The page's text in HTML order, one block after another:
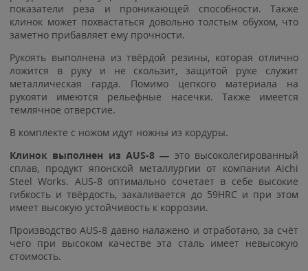
показатели реза и проникающей способности. Также
клинок может похвастаться довольно толстым обухом, что
заметно прибавляет ему прочности.
Рукоять выполнена из твёрдой резины, которая отлично
ложится в руку и не скользит, защитой руке служит
металлическая гарда. Помимо цепкого материала на
рукояти имеются рельефные насечки. Также имеется
темлячное отверстие.
В комплекте с ножом идут ножны из кордуры.
Клинок выполнен из AUS-8 — это высоколегированный
сплав, продукт японской металлургии от компании Aichi
Steel Works. AUS-8 оптимально сочетает в себе высокие
гибкость и твёрдость, закаливается до 59HRC и при этом
имеет высокую устойчивость к коррозии.
Производство AUS-8 давно налажено и отработано, за счёт
чего при высоком качестве эта сталь имеет невысокую
стоимость.